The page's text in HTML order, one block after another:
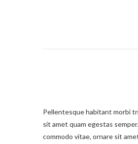
Pellentesque habitant morbi
sit amet quam egestas
commodo vitae, ornare sit